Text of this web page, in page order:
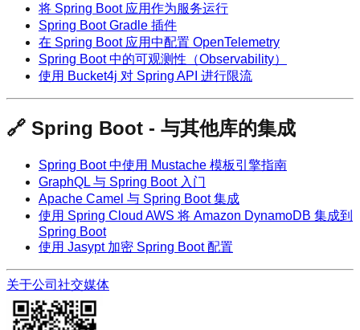
将 Spring Boot 应用作为服务运行
Spring Boot Gradle 插件
在 Spring Boot 应用中配置 OpenTelemetry
Spring Boot 中的可观测性（Observability）
使用 Bucket4j 对 Spring API 进行限流
🔗 Spring Boot - 与其他库的集成
Spring Boot 中使用 Mustache 模板引擎指南
GraphQL 与 Spring Boot 入门
Apache Camel 与 Spring Boot 集成
使用 Spring Cloud AWS 将 Amazon DynamoDB 集成到
Spring Boot
使用 Jasypt 加密 Spring Boot 配置
关于公司 社交媒体